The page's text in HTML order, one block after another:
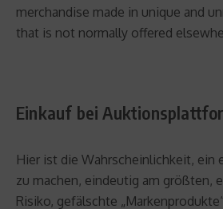
merchandise made in unique and
that is not normally offered
Einkauf bei
Hier ist die Wahrscheinlichkeit, ein
zu machen, eindeutig am größten,
Risiko, gefälschte